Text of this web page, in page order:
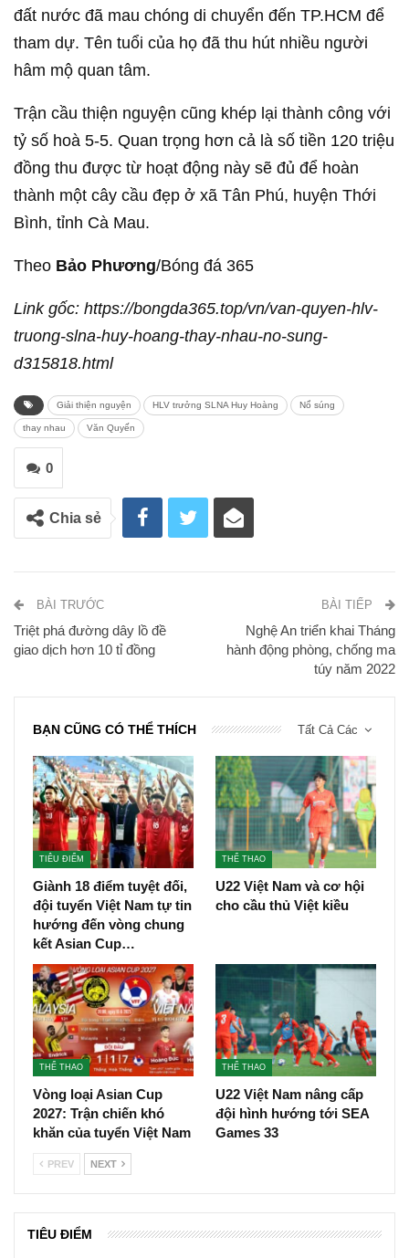
đất nước đã mau chóng di chuyển đến TP.HCM để
tham dự. Tên tuổi của họ đã thu hút nhiều người
hâm mộ quan tâm.
Trận cầu thiện nguyện cũng khép lại thành công với
tỷ số hoà 5-5. Quan trọng hơn cả là số tiền 120 triệu
đồng thu được từ hoạt động này sẽ đủ để hoàn
thành một cây cầu đẹp ở xã Tân Phú, huyện Thới
Bình, tỉnh Cà Mau.
Theo Bảo Phương/Bóng đá 365
Link gốc: https://bongda365.top/vn/van-quyen-hlv-
truong-slna-huy-hoang-thay-nhau-no-sung-
d315818.html
Giải thiện nguyện HLV trưởng SLNA Huy Hoàng Nổ súng
thay nhau Văn Quyến
0
Chia sẻ
BÀI TRƯỚC
Triệt phá đường dây lồ đề
giao dịch hơn 10 tỉ đồng
BÀI TIẾP
Nghệ An triển khai Tháng
hành động phòng, chống ma
túy năm 2022
Tất Cả Các
BẠN CŨNG CÓ THỂ THÍCH
TIÊU ĐIỂM
Giành 18 điểm tuyệt đối,
đội tuyển Việt Nam tự tin
hướng đến vòng chung
kết Asian Cup…
THỂ THAO
U22 Việt Nam và cơ hội
cho cầu thủ Việt kiều
THỂ THAO
Vòng loại Asian Cup
2027: Trận chiến khó
khăn của tuyển Việt Nam
THỂ THAO
U22 Việt Nam nâng cấp
đội hình hướng tới SEA
Games 33
PREV NEXT
TIÊU ĐIỂM